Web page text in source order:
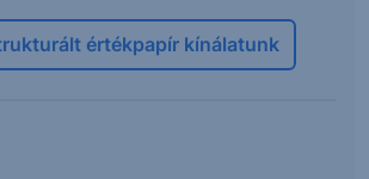
értékpapír kínálatunk